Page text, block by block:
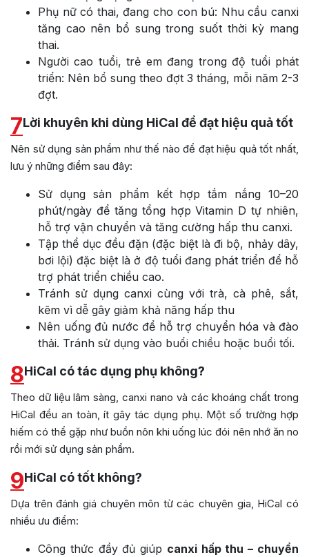
Phụ nữ có thai, đang cho con bú: Nhu cầu canxi
tăng cao nên bổ sung trong suốt thời kỳ mang
thai.
Người cao tuổi, trẻ em đang trong độ tuổi phát
triển: Nên bổ sung theo đợt 3 tháng, mỗi năm 2-3
đợt.
7Lời khuyên khi dùng HiCal để đạt hiệu quả tốt
Nên sử dụng sản phẩm như thế nào để đạt hiệu quả tốt nhất,
lưu ý những điểm sau đây:
Sử dụng sản phẩm kết hợp tắm nắng 10–20
phút/ngày để tăng tổng hợp Vitamin D tự nhiên,
hỗ trợ vận chuyển và tăng cường hấp thu canxi.
Tập thể dục đều đặn (đặc biệt là đi bộ, nhảy dây,
bơi lội) đặc biệt là ở độ tuổi đang phát triển để hỗ
trợ phát triển chiều cao.
Tránh sử dụng canxi cùng với trà, cà phê, sắt,
kẽm vì dễ gây giảm khả năng hấp thu
Nên uống đủ nước để hỗ trợ chuyển hóa và đào
thải. Tránh sử dụng vào buổi chiều hoặc buổi tối.
8HiCal có tác dụng phụ không?
Theo dữ liệu lâm sàng, canxi nano và các khoáng chất trong
HiCal đều an toàn, ít gây tác dụng phụ. Một số trường hợp
hiếm có thể gặp như buồn nôn khi uống lúc đói nên nhớ ăn no
rồi mới sử dụng sản phẩm.
9HiCal có tốt không?
Dựa trên đánh giá chuyên môn từ các chuyên gia, HiCal có
nhiều ưu điểm:
Công thức đầy đủ giúp canxi hấp thu – chuyển